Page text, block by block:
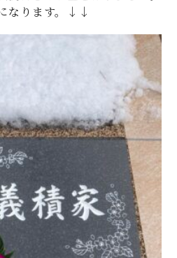
なります。↓↓